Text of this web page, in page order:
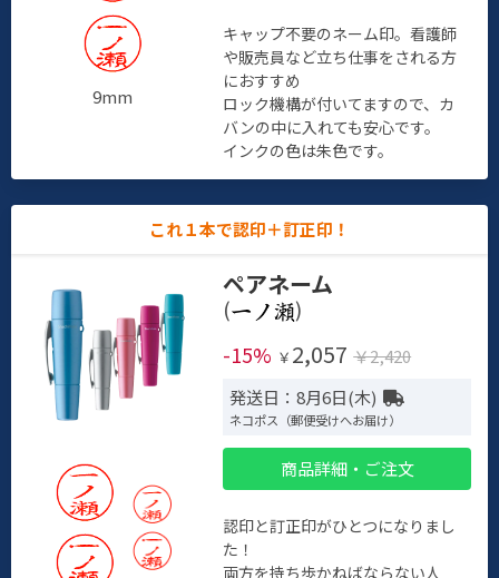
9mm
キャップ不要のネーム印。看護師
や販売員など立ち仕事をされる方
におすすめ
ロック機構が付いてますので、カ
バンの中に入れても安心です。
インクの色は朱色です。
これ１本で認印＋訂正印！
ペアネーム
(
)
-15% ￥ 2,057 ￥2,420
発送日：8月6日(木)
ネコポス（郵便受けへお届け）
商品詳細・ご注文
認印と訂正印がひとつになりまし
た！
両方を持ち歩かねばならない人